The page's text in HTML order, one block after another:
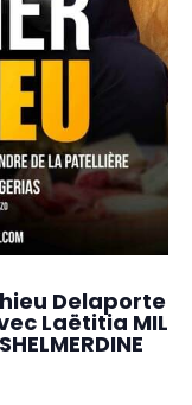
Delaporte
Laëtitia